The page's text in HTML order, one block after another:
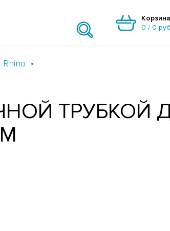
Корзина
0 / 0 руб
ТРУБКОЙ